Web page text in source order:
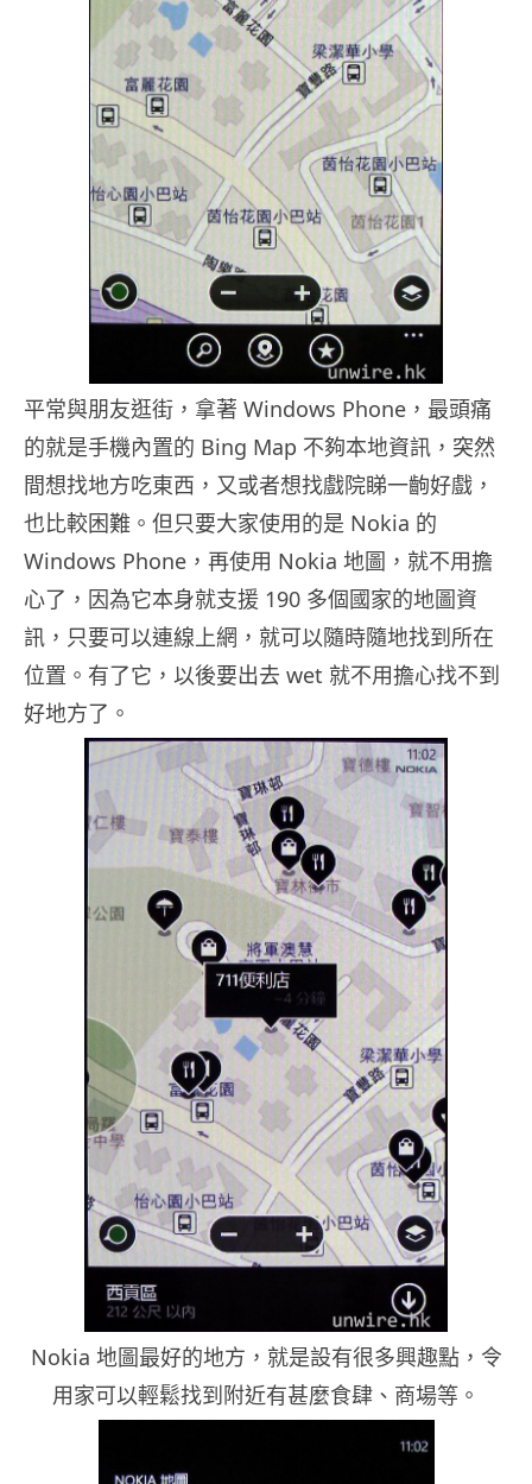
平常與朋友逛街，拿著 Windows Phone，最頭痛
的就是手機內置的 Bing Map 不夠本地資訊，突然
間想找地方吃東西，又或者想找戲院睇一齣好戲，
也比較困難。但只要大家使用的是 Nokia 的
Windows Phone，再使用 Nokia 地圖，就不用擔
心了，因為它本身就支援 190 多個國家的地圖資
訊，只要可以連線上網，就可以隨時隨地找到所在
位置。有了它，以後要出去 wet 就不用擔心找不到
好地方了。
Nokia 地圖最好的地方，就是設有很多興趣點，令
用家可以輕鬆找到附近有甚麼食肆、商場等。